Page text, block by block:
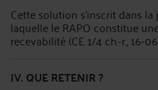
Cette solution s'inscrit dans
laquelle le RAPO constitue
recevabilité (CE 1/4 ch.-r., 16-
IV. QUE RETENIR ?